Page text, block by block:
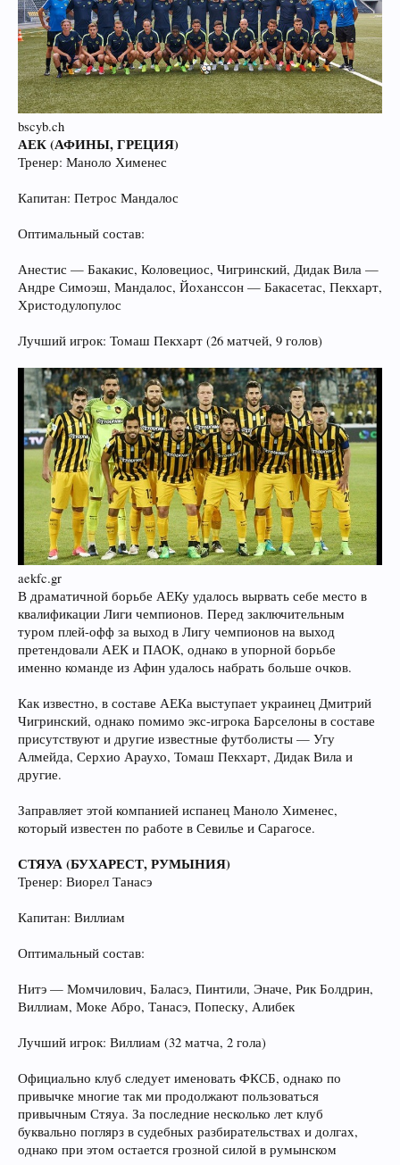
bscyb.ch
АЕК (АФИНЫ, ГРЕЦИЯ)
Тренер: Маноло Хименес
Капитан: Петрос Мандалос
Оптимальный состав:
Анестис — Бакакис, Коловециос, Чигринский, Дидак Вила —
Андре Симоэш, Мандалос, Йоханссон — Бакасетас, Пекхарт,
Христодулопулос
Лучший игрок: Томаш Пекхарт (26 матчей, 9 голов)
aekfc.gr
В драматичной борьбе АЕКу удалось вырвать себе место в
квалификации Лиги чемпионов. Перед заключительным
туром плей-офф за выход в Лигу чемпионов на выход
претендовали АЕК и ПАОК, однако в упорной борьбе
именно команде из Афин удалось набрать больше очков.
Как известно, в составе АЕКа выступает украинец Дмитрий
Чигринский, однако помимо экс-игрока Барселоны в составе
присутствуют и другие известные футболисты — Угу
Алмейда, Серхио Араухо, Томаш Пекхарт, Дидак Вила и
другие.
Заправляет этой компанией испанец Маноло Хименес,
который известен по работе в Севилье и Сарагосе.
СТЯУА (БУХАРЕСТ, РУМЫНИЯ)
Тренер: Виорел Танасэ
Капитан: Виллиам
Оптимальный состав:
Нитэ — Момчилович, Баласэ, Пинтили, Эначе, Рик Болдрин,
Виллиам, Моке Абро, Танасэ, Попеску, Алибек
Лучший игрок: Виллиам (32 матча, 2 гола)
Официально клуб следует именовать ФКСБ, однако по
привычке многие так ми продолжают пользоваться
привычным Стяуа. За последние несколько лет клуб
буквально поглярз в судебных разбирательствах и долгах,
однако при этом остается грозной силой в румынском